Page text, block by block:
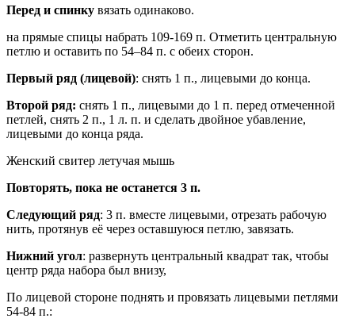
Перед и спинку вязать одинаково.
на прямые спицы набрать 109-169 п. Отметить центральную
петлю и оставить по 54–84 п. с обеих сторон.
Первый ряд (лицевой): снять 1 п., лицевыми до конца.
Второй ряд: снять 1 п., лицевыми до 1 п. перед отмеченной
петлей, снять 2 п., 1 л. п. и сделать двойное убавление,
лицевыми до конца ряда.
Женский свитер летучая мышь
Повторять, пока не останется 3 п.
Следующий ряд: 3 п. вместе лицевыми, отрезать рабочую
нить, протянув её через оставшуюся петлю, завязать.
Нижний угол: развернуть центральный квадрат так, чтобы
центр ряда набора был внизу,
По лицевой стороне поднять и провязать лицевыми петлями
54-84 п.: